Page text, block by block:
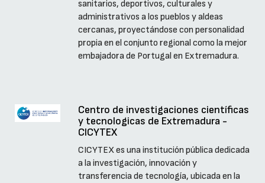
sanitarios, deportivos, culturales y
administrativos a los pueblos y aldeas
cercanas, proyectándose con personalidad
propia en el conjunto regional como la mejor
embajadora de Portugal en Extremadura.
Centro de investigaciones científicas
y tecnologicas de Extremadura -
CICYTEX
CICYTEX es una institución pública dedicada
a la investigación, innovación y
transferencia de tecnología, ubicada en la